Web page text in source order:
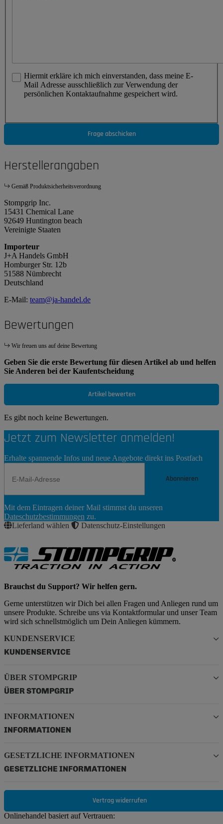
Hiermit erkläre ich mich einverstanden, dass meine E-
Mail Adresse ausschließlich zur Verwendung der
persönlichen Kontaktaufnahme gespeichert wird.
Frage abschicken
Herstellerangaben
Gemäß Produktsicherheitsverordnung
Stompgrip Inc.
15431 Chemical Lane
92649 Huntington beach
Vereinigte Staaten
Importeur
J+A Handels GmbH
Homburger Str. 12b
51588 Nümbrecht
Deutschland
E-Mail: team@ja-handel.de
Bewertungen
Wir freuen uns auf deine Bewertung
Geben Sie die erste Bewertung für diesen Artikel ab und helfen
Sie Anderen bei der Kaufentscheidung
Artikel bewerten
Es gibt noch keine Bewertungen.
Jetzt zum Newsletter anmelden!
Erhalte spannende Infos und neue Angebote direkt ins Postfach
Abonnieren
Abonnieren
Mit dem Eintragen deiner Mail stimmst du unseren
Dateschutzbestimmungen zu.
Lieferland wählen
Datenschutz-Einstellungen
Brauchst du Support? Wir helfen gern.
Gerne unterstützen wir Dich bei allen Fragen und Anliegen rund um
unsere Produkte. Schreibe uns via Kontaktformular und unser Team
wird sich schnellstmöglich um Dein Anliegen kümmern.
KUNDENSERVICE
KUNDENSERVICE
ÜBER STOMPGRIP
ÜBER STOMPGRIP
INFORMATIONEN
INFORMATIONEN
GESETZLICHE INFORMATIONEN
GESETZLICHE INFORMATIONEN
Vertrag widerrufen
Onlinehandel basiert auf Vertrauen: